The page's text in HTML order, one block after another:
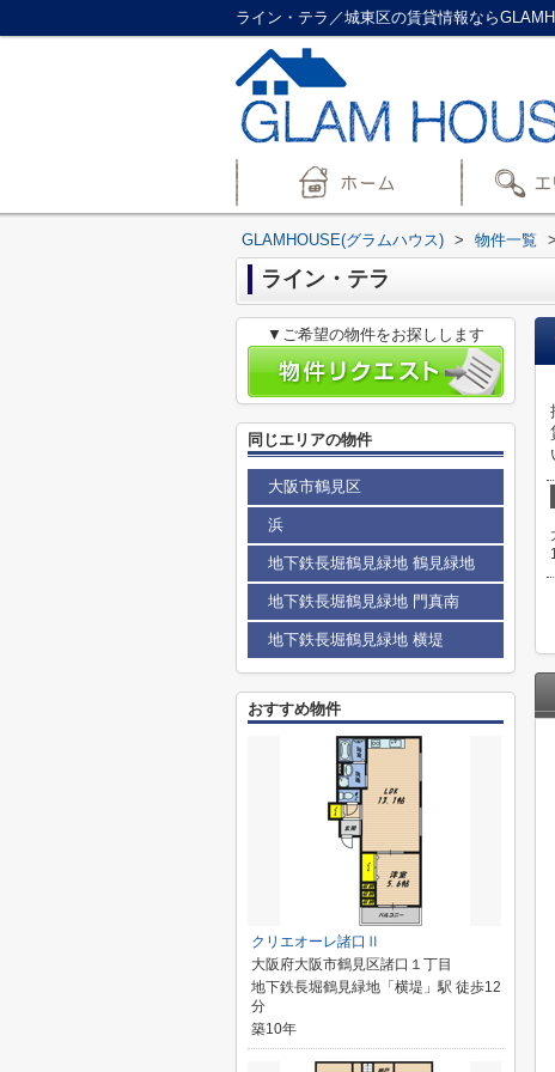
ライン・テラ／城東区の賃貸情報なら
GLAMHOUSE(グラムハウス) > 物件一覧 >
ライン・テラ
▼ご希望の物件をお探しします
同じエリアの物件
大阪市鶴見区
浜
地下鉄長堀鶴見緑地 鶴見緑地
地下鉄長堀鶴見緑地 門真南
地下鉄長堀鶴見緑地 横堤
おすすめ物件
クリエオーレ諸口Ⅱ
大阪府大阪市鶴見区諸口１丁目
地下鉄長堀鶴見緑地「横堤」駅 徒歩12
分
築10年